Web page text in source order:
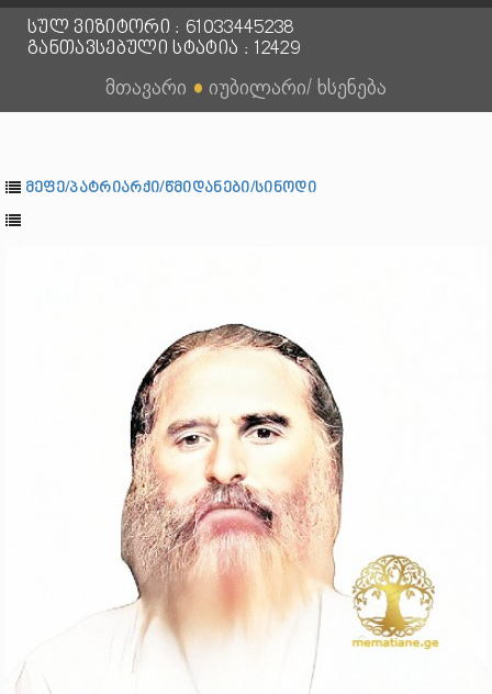
სულ ვიზიტორი : 61033445238
განთავსებული სტატია : 12429
მთავარი ● იუბილარი/ ხსენება
მეფე/პატრიარქი/წმიდანები/სინოდი